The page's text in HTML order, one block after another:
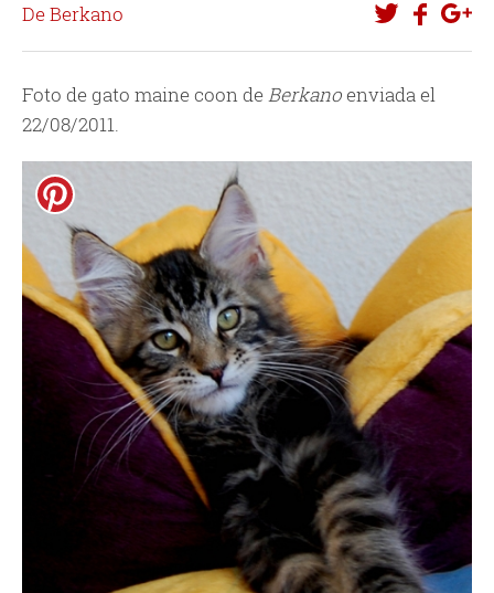
De Berkano
Foto de gato maine coon deBerkanoenviada el
22/08/2011.